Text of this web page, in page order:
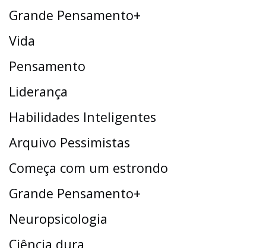
Grande Pensamento+
Vida
Pensamento
Liderança
Habilidades Inteligentes
Arquivo Pessimistas
Começa com um estrondo
Grande Pensamento+
Neuropsicologia
Ciência dura